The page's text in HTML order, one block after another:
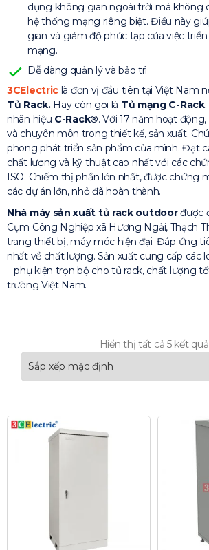
dụng không gian ngoài trời mà không
hệ thống mạng riêng biệt. Điều này
gian và giảm độ phức tạp của việc
mạng.
Dễ dàng quản lý và bảo trì
3CElectric là đơn vị đầu tiên tại Việt Nam
Tủ Rack.Hay còn gọi là Tủ mạng C-Rack
nhãn hiệu C-Rack®. Với 17 năm hoạt
và chuyên môn trong thiết kế, sản xuất.
phong phát triển sản phẩm của mình. Đạt
chất lượng và kỹ thuật cao nhất với các
ISO. Chiếm thị phần lớn nhất, được chứng
các dự án lớn, nhỏ đã hoàn thành.
Nhà máy sản xuất tủ rack outdoorđược
Cụm Công Nghiệp xã Hương Ngải, Thạch
trang thiết bị, máy móc hiện đại. Đáp ứng
nhất về chất lượng. Sản xuất cung cấp các
– phụ kiện trọn bộ cho tủ rack, chất lượng
trường Việt Nam.
Hiển thị tất cả 5 kết quả